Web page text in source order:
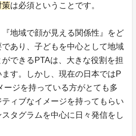
策は必須ということです。
地域で顔が見える関係性』をど
あり、子どもを中心として地域
できるPTAは、大きな役割を担
す。しかし、現在の日本ではP
ージを持っている方がとても多
ィブなイメージを持ってもらい
タグラムを中心に日々発信をし